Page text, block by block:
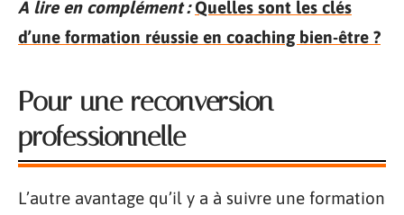
A lire en complément : Quelles sont les clés
d’une formation réussie en coaching bien-être ?
Pour une reconversion
professionnelle
L’autre avantage qu’il y a à suivre une formation